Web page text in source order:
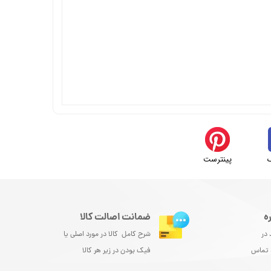
پینترست
در
تماس
ضمانت اصالت کالا
شرح کامل کالا در مورد اصلی یا
فیک بودن در زیر هر کالا